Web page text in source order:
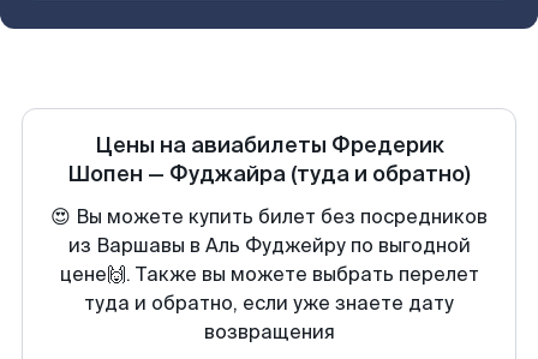
Цены на авиабилеты Фредерик
Шопен — Фуджайра (туда и обратно)
😍 Вы можете купить билет без посредников
из Варшавы в Аль Фуджейру по выгодной
цене🙌. Также вы можете выбрать перелет
туда и обратно, если уже знаете дату
возвращения